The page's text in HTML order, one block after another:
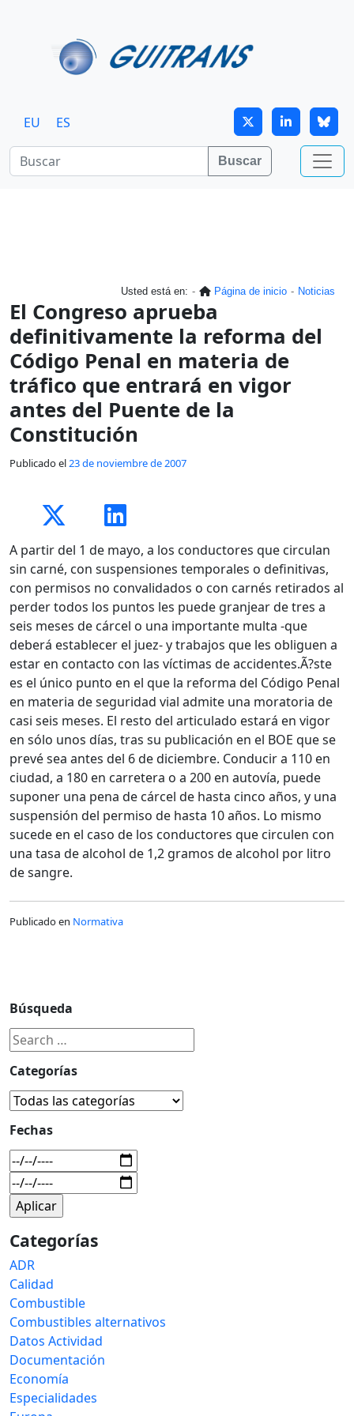
EU ES
Buscar
Usted está en: Página de inicio Noticias
El Congreso aprueba
definitivamente la reforma del
Código Penal en materia de
tráfico que entrará en vigor
antes del Puente de la
Constitución
Publicado el23 de noviembre de 2007
A partir del 1 de mayo, a los conductores que circulan
sin carné, con suspensiones temporales o definitivas,
con permisos no convalidados o con carnés retirados al
perder todos los puntos les puede granjear de tres a
seis meses de cárcel o una importante multa -que
deberá establecer el juez- y trabajos que les obliguen a
estar en contacto con las víctimas de accidentes.Ã?ste
es el único punto en el que la reforma del Código Penal
en materia de seguridad vial admite una moratoria de
casi seis meses. El resto del articulado estará en vigor
en sólo unos días, tras su publicación en el BOE que se
prevé sea antes del 6 de diciembre. Conducir a 110 en
ciudad, a 180 en carretera o a 200 en autovía, puede
suponer una pena de cárcel de hasta cinco años, y una
suspensión del permiso de hasta 10 años. Lo mismo
sucede en el caso de los conductores que circulen con
una tasa de alcohol de 1,2 gramos de alcohol por litro
de sangre.
Publicado en Normativa
Búsqueda
Categorías
Fechas
Categorías
ADR
Calidad
Combustible
Combustibles alternativos
Datos Actividad
Documentación
Economía
Especialidades